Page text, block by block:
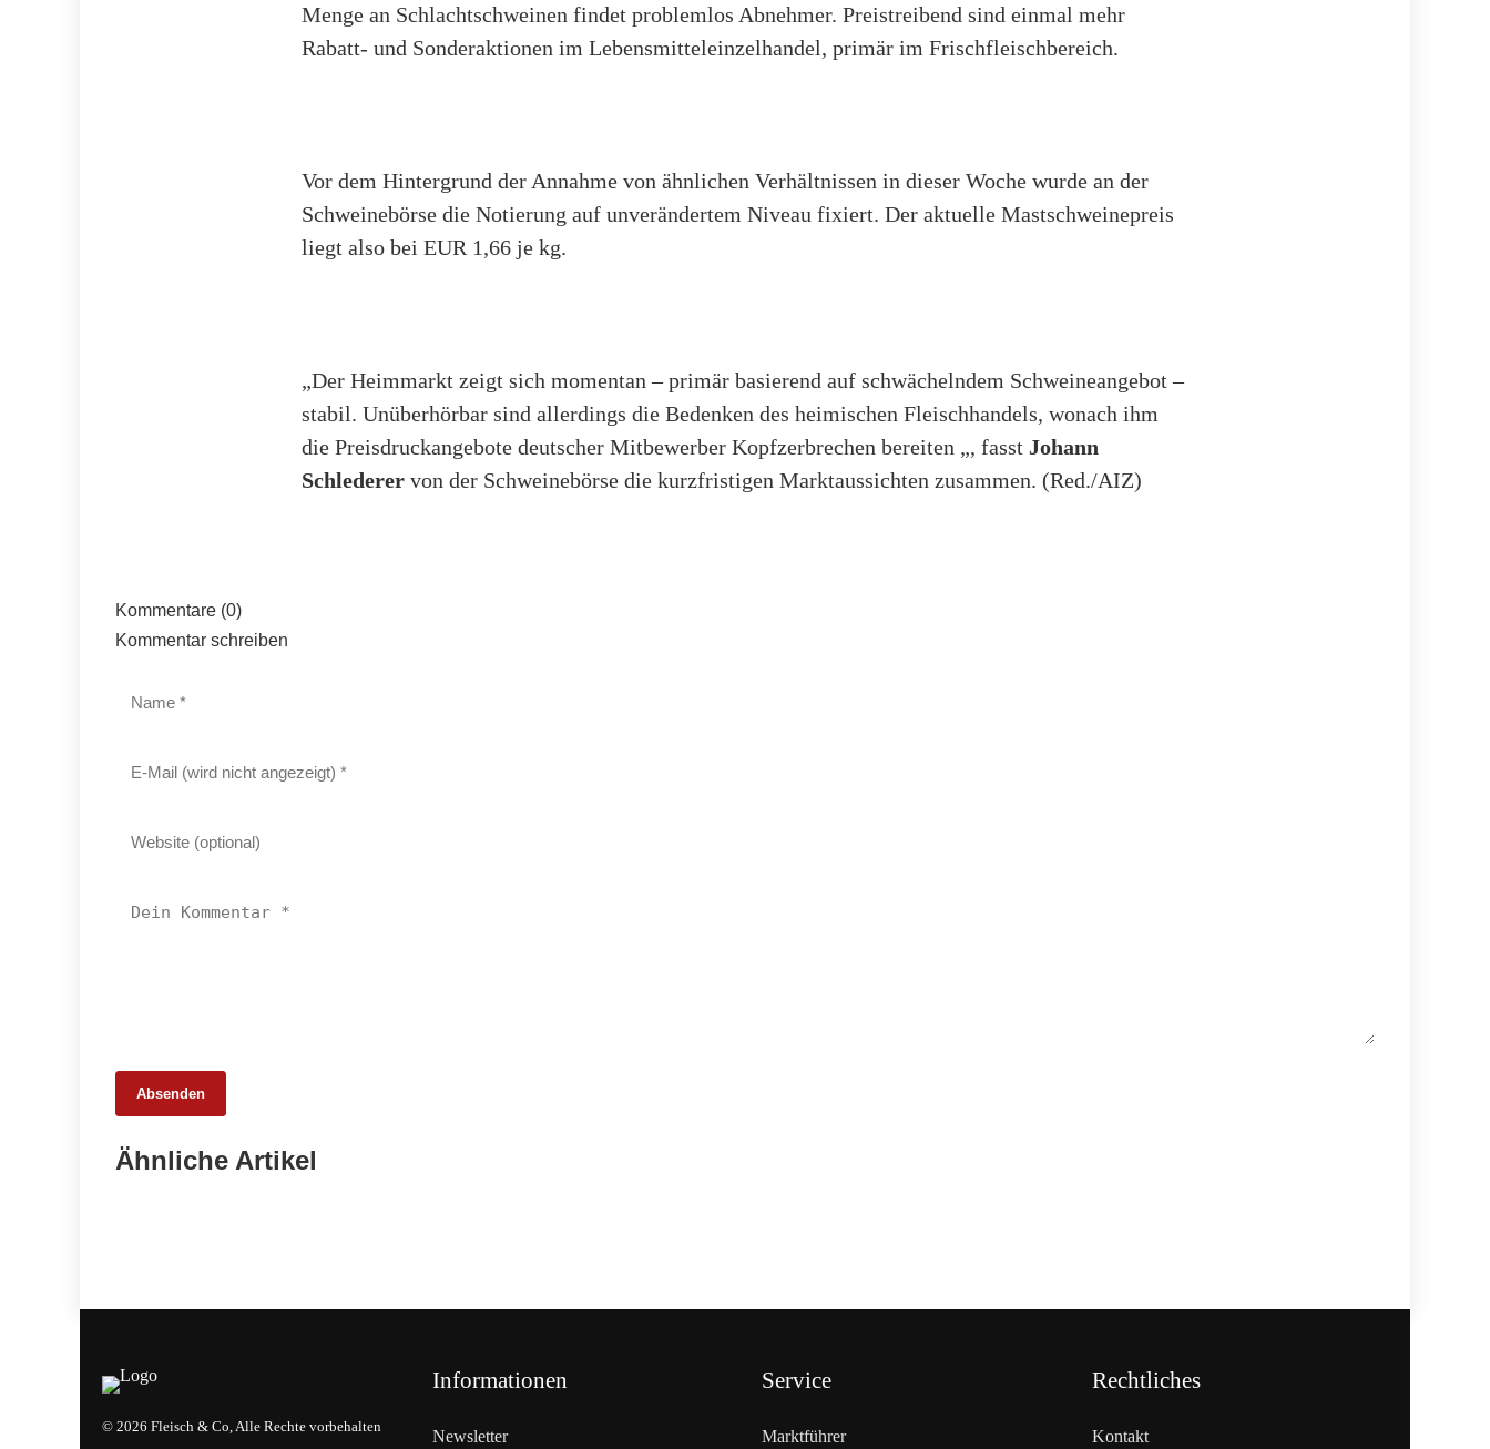
Menge an Schlachtschweinen findet problemlos Abnehmer. Preistreibend sind einmal mehr
Rabatt- und Sonderaktionen im Lebensmitteleinzelhandel, primär im Frischfleischbereich.
Vor dem Hintergrund der Annahme von ähnlichen Verhältnissen in dieser Woche wurde an der
Schweinebörse die Notierung auf unverändertem Niveau fixiert. Der aktuelle Mastschweinepreis
liegt also bei EUR 1,66 je kg.
„Der Heimmarkt zeigt sich momentan – primär basierend auf schwächelndem Schweineangebot –
stabil. Unüberhörbar sind allerdings die Bedenken des heimischen Fleischhandels, wonach ihm
die Preisdruckangebote deutscher Mitbewerber Kopfzerbrechen bereiten „, fasst Johann
Schlederer von der Schweinebörse die kurzfristigen Marktaussichten zusammen. (Red./AIZ)
Kommentare (0)
Kommentar schreiben
Absenden
Ähnliche Artikel
65 Millionen Euro Umsatz in der
© 2026 Fleisch & Co, Alle Rechte vorbehalten
Informationen
Newsletter
Service
Marktführer
Rechtliches
Kontakt